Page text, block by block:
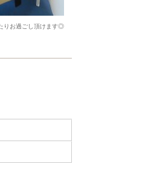
りお過ごし頂けます◎